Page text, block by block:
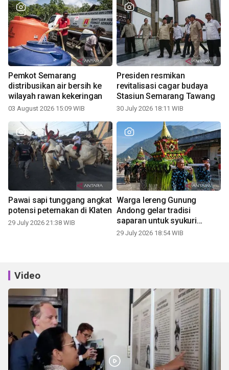
Pemkot Semarang
distribusikan air bersih ke
wilayah rawan kekeringan
03 August 2026 15:09 WIB
Presiden resmikan
revitalisasi cagar budaya
Stasiun Semarang Tawang
30 July 2026 18:11 WIB
Pawai sapi tunggang angkat
potensi peternakan di Klaten
29 July 2026 21:38 WIB
Warga lereng Gunung
Andong gelar tradisi
saparan untuk syukuri
panen
29 July 2026 18:54 WIB
Video